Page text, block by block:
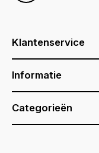
Klantenservice
Informatie
Categorieën